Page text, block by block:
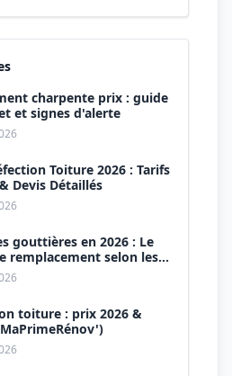
charpente prix : guide
et signes d'alerte
Toiture 2026 : Tarifs
Devis Détaillés
gouttières en 2026 : Le
remplacement selon les
toiture : prix 2026 &